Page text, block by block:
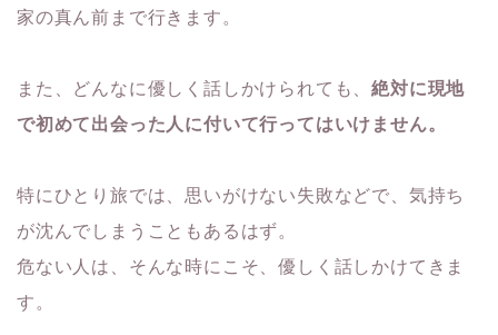
家の真ん前まで行きます。
また、どんなに優しく話しかけられても、絶対に現地
で初めて出会った人に付いて行ってはいけません。
特にひとり旅では、思いがけない失敗などで、気持ち
が沈んでしまうこともあるはず。
危ない人は、そんな時にこそ、優しく話しかけてきま
す。